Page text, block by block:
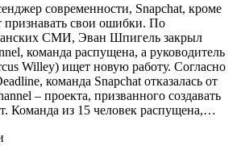
современности, Snapchat, кроме
признавать свои ошибки. По
СМИ, Эван Шпигель закрыл
команда распущена, а руководитель
Willey) ищет новую работу. Согласно
команда Snapchat отказалась от
– проекта, призванного создавать
Команда из 15 человек распущена,…